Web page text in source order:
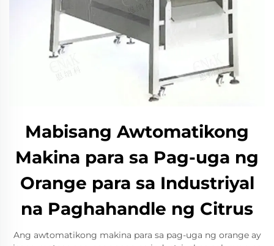
Mabisang Awtomatikong
Makina para sa Pag-uga ng
Orange para sa Industriyal
na Paghahandle ng Citrus
Ang awtomatikong makina para sa pag-uga ng orange ay